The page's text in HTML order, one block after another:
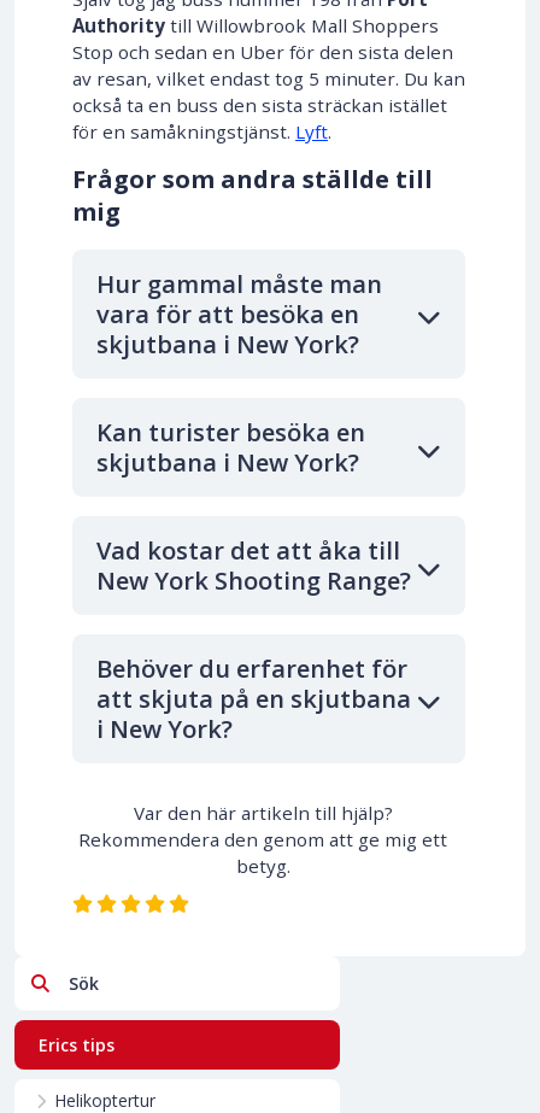
Authority till Willowbrook Mall Shoppers
Stop och sedan en Uber för den sista delen
av resan, vilket endast tog 5 minuter. Du kan
också ta en buss den sista sträckan istället
för en samåkningstjänst. Lyft.
Frågor som andra ställde till
mig
Hur gammal måste man
vara för att besöka en
skjutbana i New York?
Kan turister besöka en
skjutbana i New York?
Vad kostar det att åka till
New York Shooting Range?
Behöver du erfarenhet för
att skjuta på en skjutbana
i New York?
Var den här artikeln till hjälp?
Rekommendera den genom att ge mig ett
betyg.
Sök
Erics tips
Helikoptertur